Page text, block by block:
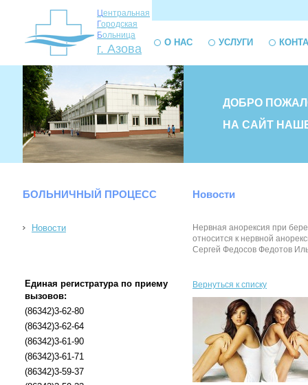
Центральная
Городская
Больница
г. Азова О НАС УСЛУГИ
ДОБРО
НА САЙТ
БОЛЬНИЧНЫЙ ПРОЦЕСС
Новости
Единая регистратура по приему
вызовов:
(86342)3-62-80
(86342)3-62-64
(86342)3-61-90
(86342)3-61-71
(86342)3-59-37
Новости
Нервная анорексия при
относится к нервной
Сергей Федосов Федотов
Вернуться к списку